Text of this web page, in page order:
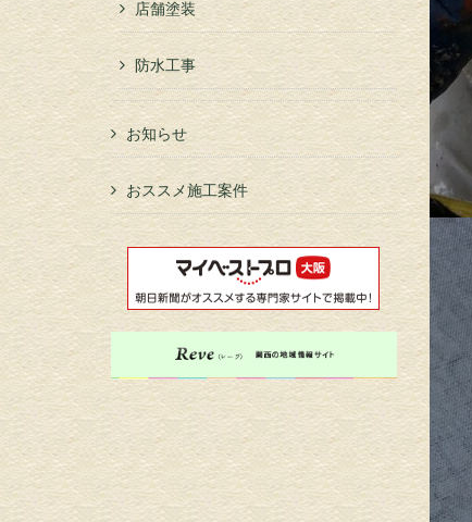
店舗塗装
防水工事
お知らせ
おススメ施工案件